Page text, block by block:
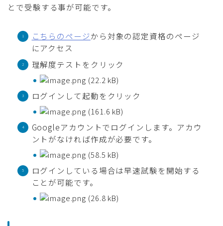
とで受験する事が可能です。
こちらのページから対象の認定資格のページ
にアクセス
理解度テストをクリック
ログインして起動をクリック
Googleアカウントでログインします。アカウ
ントがなければ作成が必要です。
ログインしている場合は早速試験を開始する
ことが可能です。